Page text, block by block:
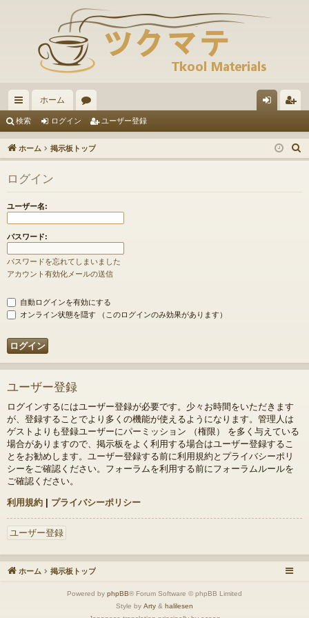
イ
ッ
ク
リ
ン
ク
ホーム
ー
ラ
イ
ン
ザ
ー
検索 ログイン ユーザー登録
ホーム 掲示板トップ
索
ログイン
ユーザー名:
パスワード:
パスワードを忘れてしまいました
アカウント有効化メールの送信
自動ログインを有効にする
オンライン状態を隠す （このログインのみ効果があります）
ユーザー登録
ログインするにはユーザー登録が必要です。少々お時間をいただきます
が、登録することでより多くの機能が使えるようになります。管理人は
ゲストよりも登録ユーザーにパーミッション （権限） を多く与えている
場合がありますので、掲示板をよく利用する場合はユーザー登録するこ
とをお勧めします。ユーザー登録する前に利用規約とプライバシーポリ
シーをご確認ください。フォーラムを利用する前にフォーラムルールを
ご確認ください。
利用規約 | プライバシーポリシー
ユーザー登録
ホーム 掲示板トップ
Powered by phpBB® Forum Software © phpBB Limited
Style by Arty & halilesen